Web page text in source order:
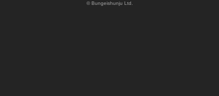
© Bungeishunju Ltd.